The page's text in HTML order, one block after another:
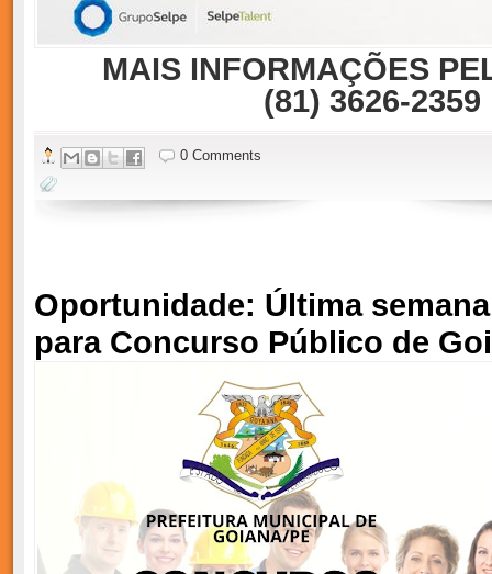
MAIS INFORMAÇÕES
(81) 3626-2359
0 Comments
Oportunidade: Última
para Concurso Público de